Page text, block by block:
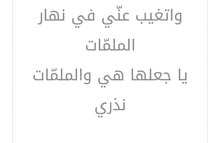
واتغيب عنّي في نهار
الملمّات
يا جعلها هي والملمّات
نذري